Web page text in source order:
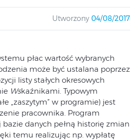
Utworzony 04/08/2017
płac wartość wybranych
może być ustalana poprzez
listy stałych okresowych
Wskaźnikami. Typowym
„zaszytym” w programie) jest
pracownika. Program
danych pełną historię zmian
temu realizując np. wypłatę